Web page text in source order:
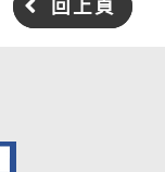
回上頁